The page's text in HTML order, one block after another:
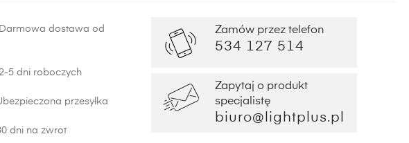
Darmowa dostawa od
2-5 dni roboczych
przesyłka
dni na zwrot
Zamów przez telefon
534 127 514
Zapytaj o produkt
specjalistę
biuro@lightplus.pl